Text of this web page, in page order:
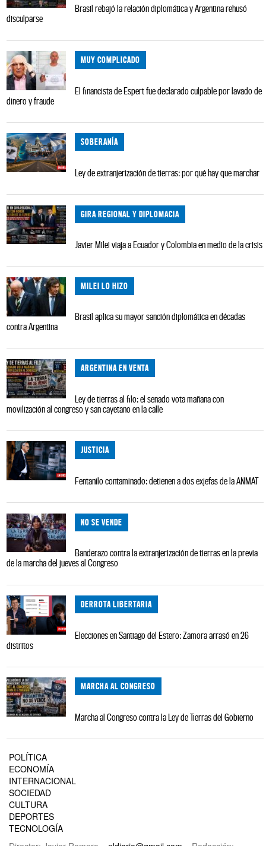
Brasil rebajó la relación diplomática y Argentina rehusó
disculparse
MUY COMPLICADO
El financista de Espert fue declarado culpable por lavado de
dinero y fraude
SOBERANÍA
Ley de extranjerización de tierras: por qué hay que marchar
GIRA REGIONAL Y DIPLOMACIA
Javier Milei viaja a Ecuador y Colombia en medio de la crisis
MILEI LO HIZO
Brasil aplica su mayor sanción diplomática en décadas
contra Argentina
ARGENTINA EN VENTA
Ley de tierras al filo: el senado vota mañana con
movilización al congreso y san cayetano en la calle
JUSTICIA
Fentanilo contaminado: detienen a dos exjefas de la ANMAT
NO SE VENDE
Banderazo contra la extranjerización de tierras en la previa
de la marcha del jueves al Congreso
DERROTA LIBERTARIA
Elecciones en Santiago del Estero: Zamora arrasó en 26
distritos
MARCHA AL CONGRESO
Marcha al Congreso contra la Ley de Tierras del Gobierno
POLÍTICA
ECONOMÍA
INTERNACIONAL
SOCIEDAD
CULTURA
DEPORTES
TECNOLOGÍA